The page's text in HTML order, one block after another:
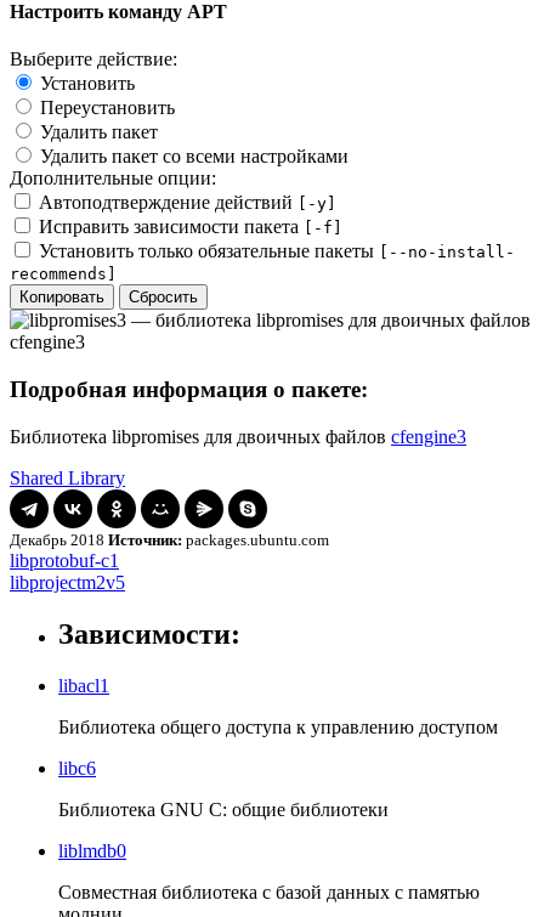
Настроить команду APT
Выберите действие:
Установить
Переустановить
Удалить пакет
Удалить пакет со всеми настройками
Дополнительные опции:
Автоподтверждение действий
[-y]
Исправить зависимости пакета [-f]
Установить только обязательные пакеты
[--no-install-
recommends]
Копировать
Сбросить
Подробная информация о пакете:
Библиотека libpromises для двоичных файлов cfengine3
Shared Library
Декабрь 2018 Источник: packages.ubuntu.com
Навигация
по
записям
libprotobuf-
c1
libprotobuf-c1
libprojectm2v5
libprojectm2v5
Зависимости:
libacl1
Библиотека общего доступа к управлению доступом
libc6
Библиотека GNU C: общие библиотеки
liblmdb0
Совместная библиотека с базой данных с памятью